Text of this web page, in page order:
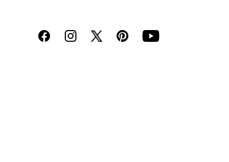
f i p y